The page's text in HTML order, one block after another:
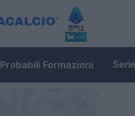
Probabili Formazioni